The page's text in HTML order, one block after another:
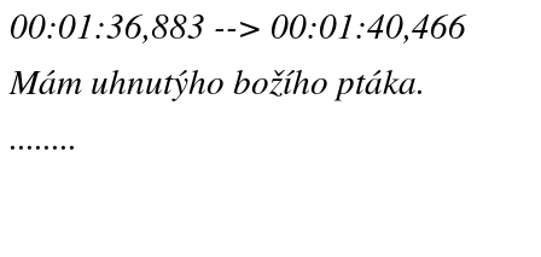
00:01:36,883 --> 00:01:40,466
Mám uhnutýho božího ptáka.
........